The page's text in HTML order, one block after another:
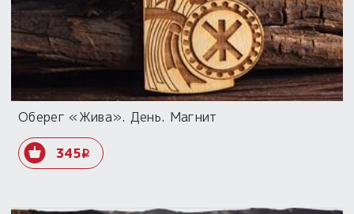
Оберег «Жива». День. Магнит
345i